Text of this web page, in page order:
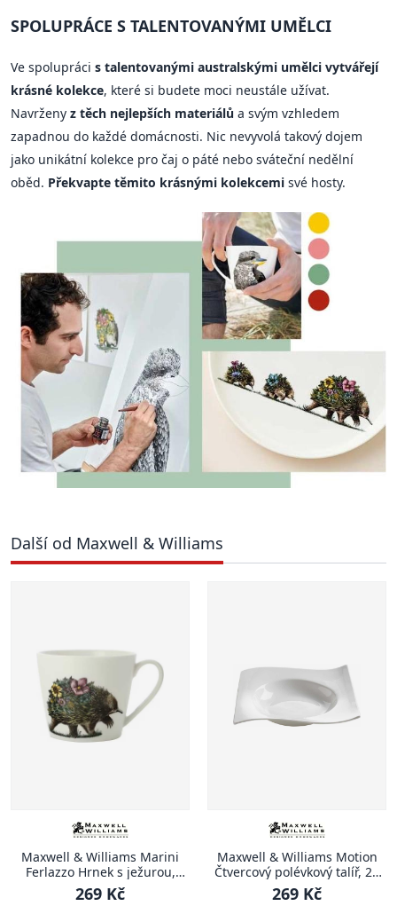
SPOLUPRÁCE S TALENTOVANÝMI UMĚLCI
Ve spolupráci s talentovanými australskými umělci vytvářejí
krásné kolekce, které si budete moci neustále užívat.
Navrženy z těch nejlepších materiálů a svým vzhledem
zapadnou do každé domácnosti. Nic nevyvolá takový dojem
jako unikátní kolekce pro čaj o páté nebo sváteční nedělní
oběd. Překvapte těmito krásnými kolekcemi své hosty.
Další od Maxwell & Williams
Maxwell & Williams Marini
Ferlazzo Hrnek s ježurou,
kolorovaný
269 Kč
Maxwell & Williams Motion
Čtvercový polévkový talíř, 22
cm
269 Kč